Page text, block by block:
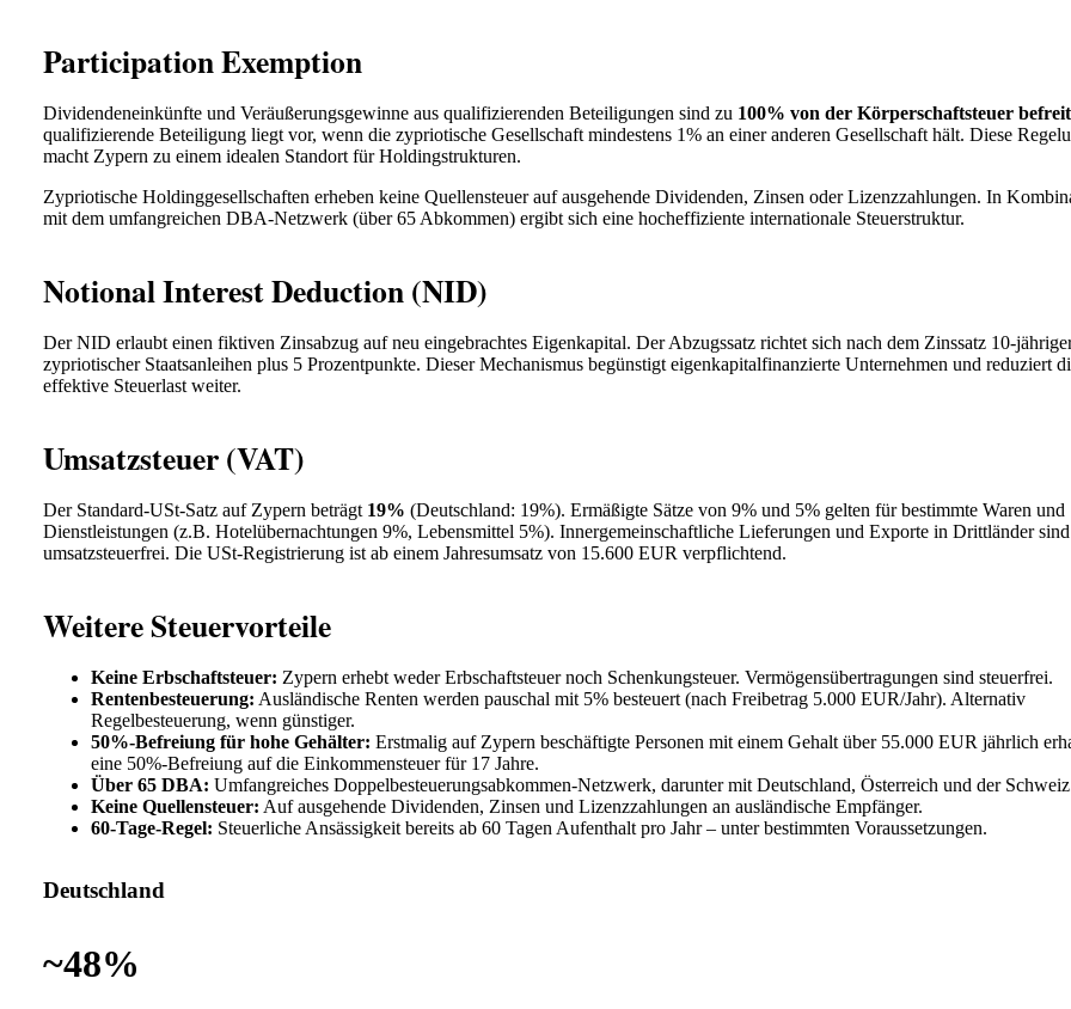
Participation Exemption
Dividendeneinkünfte und Veräußerungsgewinne aus qualifizierenden Beteiligungen sind zu 100% von der Körperschaftsteuer befreit
qualifizierende Beteiligung liegt vor, wenn die zypriotische Gesellschaft mindestens 1% an einer anderen Gesellschaft hält. Diese
macht Zypern zu einem idealen Standort für Holdingstrukturen.
Zypriotische Holdinggesellschaften erheben keine Quellensteuer auf ausgehende Dividenden, Zinsen oder Lizenzzahlungen. In
mit dem umfangreichen DBA-Netzwerk (über 65 Abkommen) ergibt sich eine hocheffiziente internationale Steuerstruktur.
Notional Interest Deduction (NID)
Der NID erlaubt einen fiktiven Zinsabzug auf neu eingebrachtes Eigenkapital. Der Abzugssatz richtet sich nach dem Zinssatz 10-
zypriotischer Staatsanleihen plus 5 Prozentpunkte. Dieser Mechanismus begünstigt eigenkapitalfinanzierte Unternehmen und reduziert
effektive Steuerlast weiter.
Umsatzsteuer (VAT)
Der Standard-USt-Satz auf Zypern beträgt 19% (Deutschland: 19%). Ermäßigte Sätze von 9% und 5% gelten für bestimmte Waren und
Dienstleistungen (z.B. Hotelübernachtungen 9%, Lebensmittel 5%). Innergemeinschaftliche Lieferungen und Exporte in Drittländer sind
umsatzsteuerfrei. Die USt-Registrierung ist ab einem Jahresumsatz von 15.600 EUR verpflichtend.
Weitere Steuervorteile
Keine Erbschaftsteuer: Zypern erhebt weder Erbschaftsteuer noch Schenkungsteuer. Vermögensübertragungen sind steuerfrei.
Rentenbesteuerung: Ausländische Renten werden pauschal mit 5% besteuert (nach Freibetrag 5.000 EUR/Jahr). Alternativ
Regelbesteuerung, wenn günstiger.
50%-Befreiung für hohe Gehälter: Erstmalig auf Zypern beschäftigte Personen mit einem Gehalt über 55.000 EUR jährlich
eine 50%-Befreiung auf die Einkommensteuer für 17 Jahre.
Über 65 DBA: Umfangreiches Doppelbesteuerungsabkommen-Netzwerk, darunter mit Deutschland, Österreich und der
Keine Quellensteuer: Auf ausgehende Dividenden, Zinsen und Lizenzzahlungen an ausländische Empfänger.
60-Tage-Regel: Steuerliche Ansässigkeit bereits ab 60 Tagen Aufenthalt pro Jahr – unter bestimmten Voraussetzungen.
Deutschland
~48%